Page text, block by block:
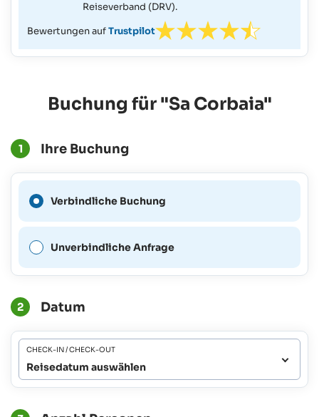
Reiseverband (DRV).
Bewertungen aufTrustpilot
Buchung für "Sa Corbaia"
1 Ihre Buchung
Verbindliche Buchungist für diesen Zeitraum nicht
Unverbindliche Anfrage
2 Datum
CHECK-IN / CHECK-OUT
Reisedatum auswählen